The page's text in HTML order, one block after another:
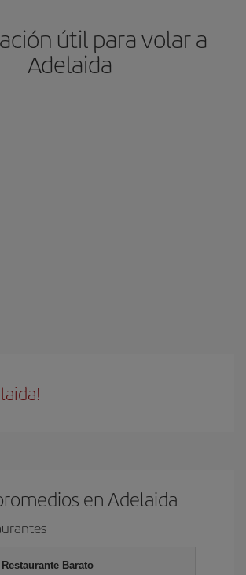
útil para volar a
Adelaida
en Adelaida
Barato